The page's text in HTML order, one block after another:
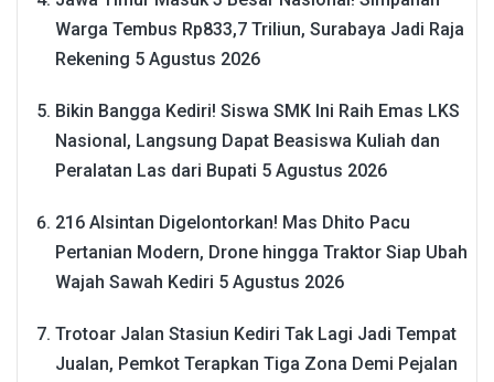
Warga Tembus Rp833,7 Triliun, Surabaya Jadi Raja
Rekening 5 Agustus 2026
Bikin Bangga Kediri! Siswa SMK Ini Raih Emas LKS
Nasional, Langsung Dapat Beasiswa Kuliah dan
Peralatan Las dari Bupati 5 Agustus 2026
216 Alsintan Digelontorkan! Mas Dhito Pacu
Pertanian Modern, Drone hingga Traktor Siap Ubah
Wajah Sawah Kediri 5 Agustus 2026
Trotoar Jalan Stasiun Kediri Tak Lagi Jadi Tempat
Jualan, Pemkot Terapkan Tiga Zona Demi Pejalan